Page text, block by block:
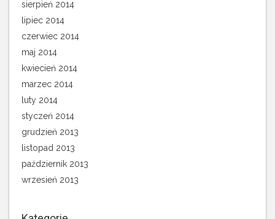
sierpień 2014
lipiec 2014
czerwiec 2014
maj 2014
kwiecień 2014
marzec 2014
luty 2014
styczeń 2014
grudzień 2013
listopad 2013
październik 2013
wrzesień 2013